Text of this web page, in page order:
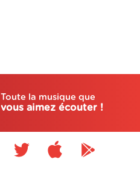
Toute la musique que
vous aimez écouter !